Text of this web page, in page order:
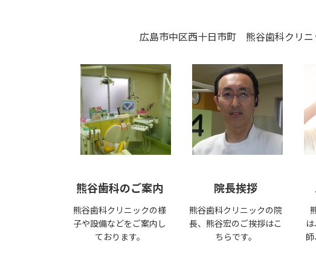
広島市中区西十日市町 熊谷歯科クリニ
熊谷歯科のご案内
熊谷歯科クリニックの様
子や設備などをご案内し
ております。
院長挨拶
熊谷歯科クリニックの院
長、熊谷宏のご挨拶はこ
ちらです。